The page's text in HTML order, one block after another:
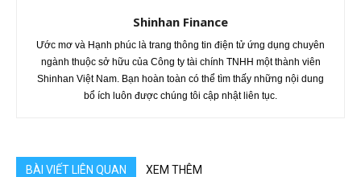
Shinhan Finance
Ước mơ và Hạnh phúc là trang thông tin điện tử ứng dụng chuyên
ngành thuộc sở hữu của Công ty tài chính TNHH một thành viên
Shinhan Việt Nam. Bạn hoàn toàn có thể tìm thấy những nội dung
bổ ích luôn được chúng tôi cập nhật liên tục.
BÀI VIẾT LIÊN QUAN XEM THÊM